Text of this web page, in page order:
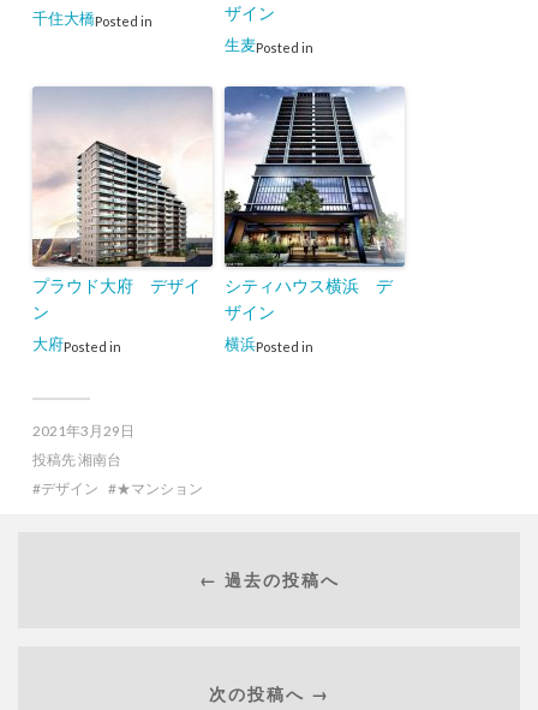
Posted in
千住大橋
ザイン
Posted in
生麦
プラウド大府 デザイ
ン
Posted in
大府
シティハウス横浜 デ
ザイン
Posted in
横浜
2021年3月29日
投稿先 湘南台
デザイン
★マンション
← 過去の投稿へ
次の投稿へ →